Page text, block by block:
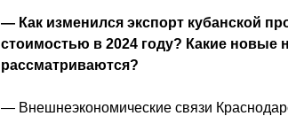
— Как изменился экспорт кубанской
стоимостью в 2024 году? Какие новые
рассматриваются?
— Внешнеэкономические связи